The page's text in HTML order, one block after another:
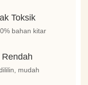
Toksik
bahan kitar
mudah